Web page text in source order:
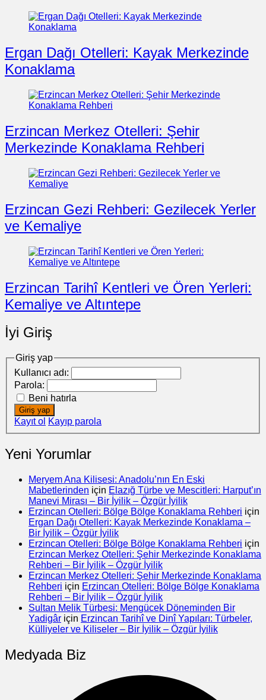
Ergan Dağı Otelleri: Kayak Merkezinde
Konaklama
Erzincan Merkez Otelleri: Şehir
Merkezinde Konaklama Rehberi
Erzincan Gezi Rehberi: Gezilecek Yerler
ve Kemaliye
Erzincan Tarihî Kentleri ve Ören Yerleri:
Kemaliye ve Altıntepe
İyi Giriş
Giriş yap
Kullanıcı adı:
Parola:
Beni hatırla
Giriş yap
Kayıt ol Kayıp parola
Yeni Yorumlar
Meryem Ana Kilisesi: Anadolu’nın En Eski
Mabetlerinden için Elazığ Türbe ve Mescitleri: Harput’ın
Manevi Mirası – Bir İyilik – Özgür İyilik
Erzincan Otelleri: Bölge Bölge Konaklama Rehberi için
Ergan Dağı Otelleri: Kayak Merkezinde Konaklama –
Bir İyilik – Özgür İyilik
Erzincan Otelleri: Bölge Bölge Konaklama Rehberi için
Erzincan Merkez Otelleri: Şehir Merkezinde Konaklama
Rehberi – Bir İyilik – Özgür İyilik
Erzincan Merkez Otelleri: Şehir Merkezinde Konaklama
Rehberi için Erzincan Otelleri: Bölge Bölge Konaklama
Rehberi – Bir İyilik – Özgür İyilik
Sultan Melik Türbesi: Mengücek Döneminden Bir
Yadigâr için Erzincan Tarihî ve Dinî Yapıları: Türbeler,
Külliyeler ve Kiliseler – Bir İyilik – Özgür İyilik
Medyada Biz